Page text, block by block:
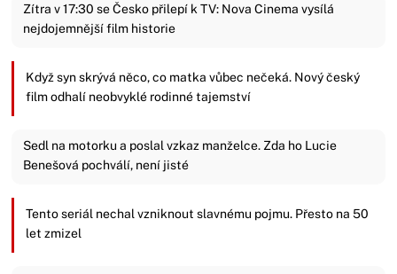
Zítra v 17:30 se Česko přilepí k TV: Nova Cinema vysílá
nejdojemnější film historie
Když syn skrývá něco, co matka vůbec nečeká. Nový český
film odhalí neobvyklé rodinné tajemství
Sedl na motorku a poslal vzkaz manželce. Zda ho Lucie
Benešová pochválí, není jisté
Tento seriál nechal vzniknout slavnému pojmu. Přesto na 50
let zmizel